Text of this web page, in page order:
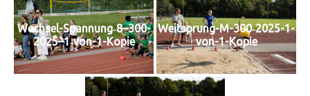
Wechsel-Spannung‑8–300-
2025–1‑von-1-Kopie
Weit­sprung-M-300‑2025-1-
von-1-Kopie